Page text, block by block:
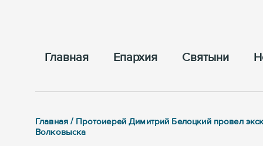
Главная Епархия Cвятыни
Главная / Протоиерей Димитрий Белоцкий провел
Волковыска